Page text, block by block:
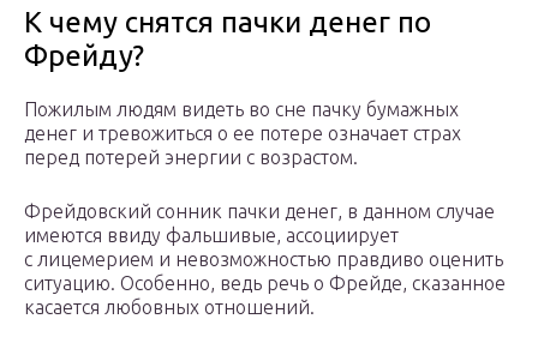
К чему снятся пачки денег по
Фрейду?
Пожилым людям видеть во сне пачку бумажных
денег и тревожиться о ее потере означает страх
перед потерей энергии с возрастом.
Фрейдовский сонник пачки денег, в данном случае
имеются ввиду фальшивые, ассоциирует
с лицемерием и невозможностью правдиво оценить
ситуацию. Особенно, ведь речь о Фрейде, сказанное
касается любовных отношений.